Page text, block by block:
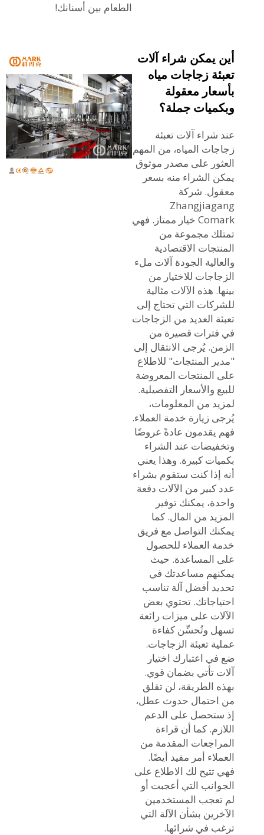
الطعام بين أسنانك!
أين يمكن شراء آلات
تعبئة زجاجات مياه
بأسعار معقولة
وبكميات جملة؟
عند شراء آلات تعبئة
زجاجات المياه، من المهم
العثور على مصدر موثوق
يمكن الشراء منه بسعر
معقول. شركة
Zhangjiagang
Comark خيار ممتاز. فهي
تمتلك مجموعة من
المنتجات الاقتصادية
والعالية الجودةآلات ملء
الزجاجاتللاختيار من
بينها. هذه الآلات مثالية
للشركات التي تحتاج إلى
تعبئة العديد من الزجاجات
في فترات قصيرة من
الزمن. يُرجى الانتقال إلى
"مدير المنتجات" للاطلاع
على المنتجات المعروضة
للبيع والأسعار التفصيلية.
لمزيد من المعلومات،
يُرجى زيارة خدمة العملاء.
فهم يقدمون عادةً عروضًا
وتخفيضات عند الشراء
بكميات كبيرة. وهذا يعني
أنه إذا كنت ستقوم بشراء
عدد كبير من الآلات دفعة
واحدة، يمكنك توفير
المزيد من المال. كما
يمكنك التواصل مع فريق
خدمة العملاء للحصول
على المساعدة. حيث
يمكنهم مساعدتك في
تحديد أفضل آلة تناسب
احتياجاتك. تحتوي بعض
الآلات على ميزات رائعة
تسهل وتُحسِّن كفاءة
عملية تعبئة الزجاجات.
ضع في اعتبارك اختيار
آلات تأتي بضمان قوي.
بهذه الطريقة، لن تقلق
من احتمال حدوث عطل،
إذ ستحصل على الدعم
اللازم. كما أن قراءة
المراجعات المقدمة من
العملاء أمر مفيد أيضًا.
فهي تتيح لك الاطلاع على
الجوانب التي أعجبت أو
لم تعجب المستخدمين
الآخرين بشأن الآلة التي
ترغب في شرائها.